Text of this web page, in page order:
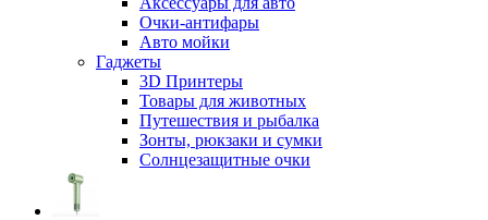
Очки-антифары
Авто мойки
Гаджеты
3D Принтеры
Товары для животных
Путешествия и рыбалка
Зонты, рюкзаки и сумки
Солнцезащитные очки